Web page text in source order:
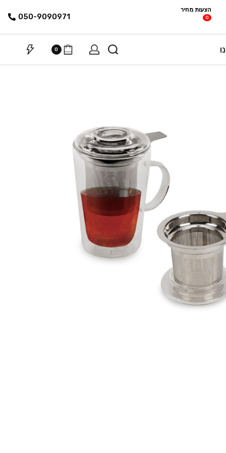
הצעות מחיר
0 פריטים 050-9090971
0